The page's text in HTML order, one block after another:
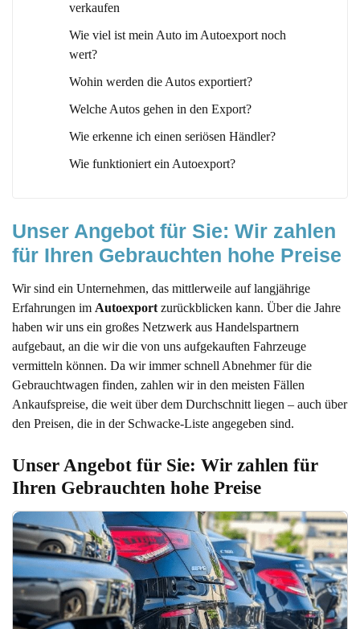
verkaufen
Wie viel ist mein Auto im Autoexport noch
wert?
Wohin werden die Autos exportiert?
Welche Autos gehen in den Export?
Wie erkenne ich einen seriösen Händler?
Wie funktioniert ein Autoexport?
Unser Angebot für Sie: Wir zahlen
für Ihren Gebrauchten hohe Preise
Wir sind ein Unternehmen, das mittlerweile auf langjährige
Erfahrungen im Autoexport zurückblicken kann. Über die Jahre
haben wir uns ein großes Netzwerk aus Handelspartnern
aufgebaut, an die wir die von uns aufgekauften Fahrzeuge
vermitteln können. Da wir immer schnell Abnehmer für die
Gebrauchtwagen finden, zahlen wir in den meisten Fällen
Ankaufspreise, die weit über dem Durchschnitt liegen – auch über
den Preisen, die in der Schwacke-Liste angegeben sind.
Unser Angebot für Sie: Wir zahlen für
Ihren Gebrauchten hohe Preise